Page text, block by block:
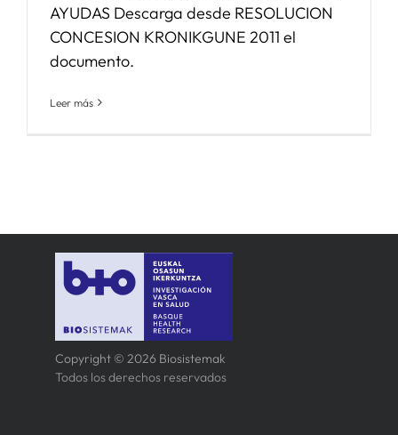
AYUDAS Descarga desde RESOLUCION
CONCESION KRONIKGUNE 2011 el
documento.
Leer más
Copyright © 2026 Biosistemak
Todos los derechos reservados